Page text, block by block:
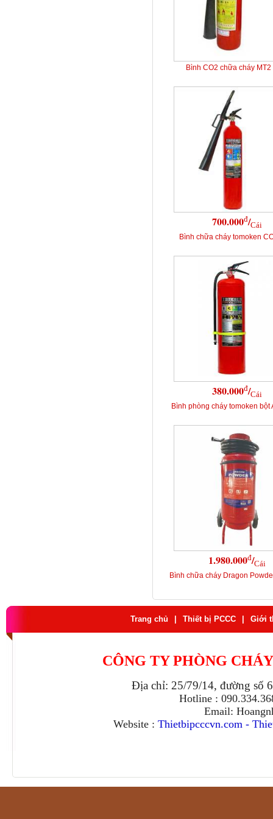
Bình CO2 chữa cháy MT2
700.000đ/Cái
Bình chữa cháy tomoken
380.000đ/Cái
Bình phòng cháy tomoken bột
1.980.000đ/Cái
Bình chữa cháy Dragon
Trang chủ Thiết bị PCCC Giới
CÔNG TY PHÒNG
Địa chỉ: 25/79/14, đường số
Hotline :
Email:
Website : Thietbipcccvn.com -